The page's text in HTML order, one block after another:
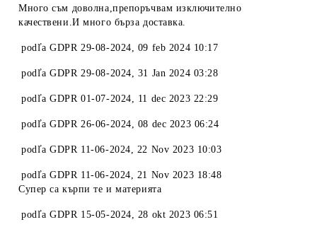
Много съм доволна,препоръчвам изключително
качествени.И много бърза доставка.
podľaGDPR 29-08-2024, 09 feb 2024 10:17
podľaGDPR 29-08-2024, 31 Jan 2024 03:28
podľaGDPR 01-07-2024, 11 dec 2023 22:29
podľaGDPR 26-06-2024, 08 dec 2023 06:24
podľaGDPR 11-06-2024, 22 Nov 2023 10:03
podľaGDPR 11-06-2024, 21 Nov 2023 18:48
Супер са кърпи те и материята
podľaGDPR 15-05-2024, 28 okt 2023 06:51